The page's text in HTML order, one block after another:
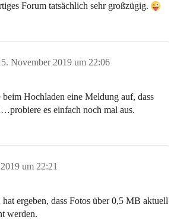
Forum tatsächlich sehr großzügig.
November 2019 um 22:06
Hochladen eine Meldung auf, dass
es einfach noch mal aus.
um 22:21
ergeben, dass Fotos über 0,5 MB aktuell
werden.